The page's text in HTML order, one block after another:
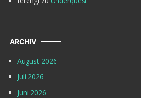
ARCHIV
August 2026
Juli 2026
Juni 2026